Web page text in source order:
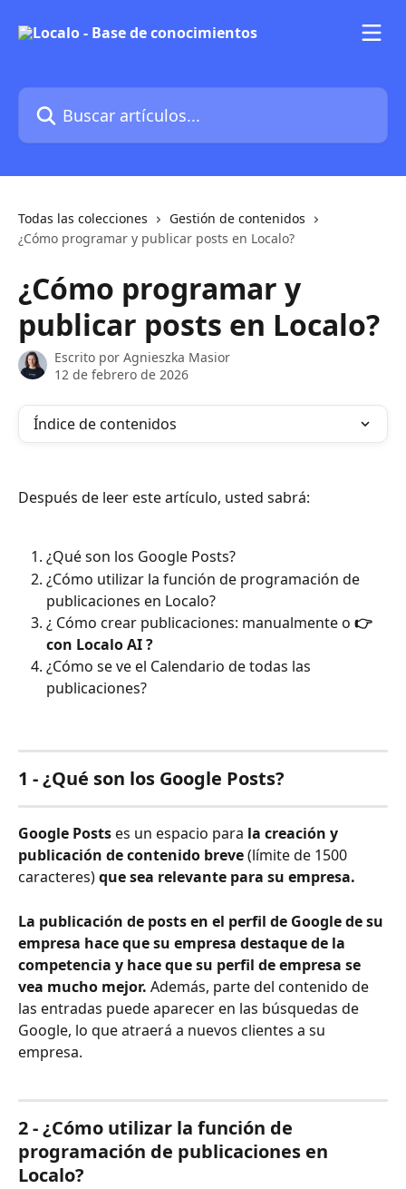
Buscar artículos...
Todas las colecciones
Gestión de contenidos
¿Cómo programar y publicar posts en Localo?
¿Cómo programar y
publicar posts en Localo?
Escrito por Agnieszka Masior
12 de febrero de 2026
Índice de contenidos
Después de leer este artículo, usted sabrá:
¿Qué son los Google Posts?
¿Cómo utilizar la función de programación de
publicaciones en Localo?
¿ Cómo crear publicaciones: manualmente o 👉
con Localo AI ?
¿Cómo se ve el Calendario de todas las
publicaciones?
1 - ¿Qué son los Google Posts?
Google Posts es un espacio para la creación y
publicación de contenido breve (límite de 1500
caracteres) que sea relevante para su empresa.
La publicación de posts en el perfil de Google de su
empresa hace que su empresa destaque de la
competencia y hace que su perfil de empresa se
vea mucho mejor. Además, parte del contenido de
las entradas puede aparecer en las búsquedas de
Google, lo que atraerá a nuevos clientes a su
empresa.
2 - ¿Cómo utilizar la función de
programación de publicaciones en
Localo?